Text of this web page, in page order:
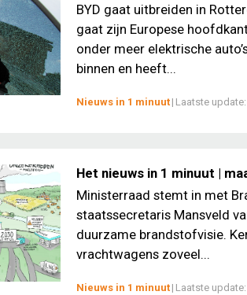
BYD gaat uitbreiden in
gaat zijn Europese
onder meer elektrische
binnen en heeft...
Nieuws in 1 minuut | Laatste update:
Het nieuws in 1 minuut |
Ministerraad stemt in met
staatssecretaris Mansveld
duurzame brandstofvisie.
vrachtwagens zoveel...
Nieuws in 1 minuut | Laatste update: